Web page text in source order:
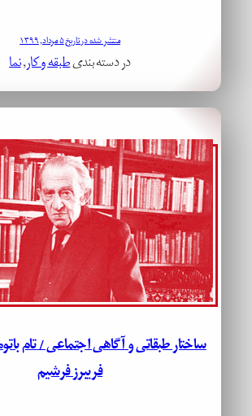
منتشر شده در تاریخ ۵ مرداد, ۱۳۹۹
در دسته بندیطبقه و کار, نما
ساختار طبقاتی و آگاهی اجتماعی / تام
فریبرز فرشیم